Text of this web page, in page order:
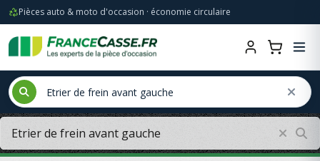
Pièces auto & moto d'occasion · économie circulaire